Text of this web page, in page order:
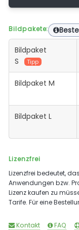
Bildpakete:
Bildpaket
S
Tipp
Bildpaket M
Bildpaket L
Lizenzfrei
Lizenzfrei bedeutet,
Anwendungen bzw.
Lizenz kaufen zu
Tarife. Für eine
Kontakt FAQ